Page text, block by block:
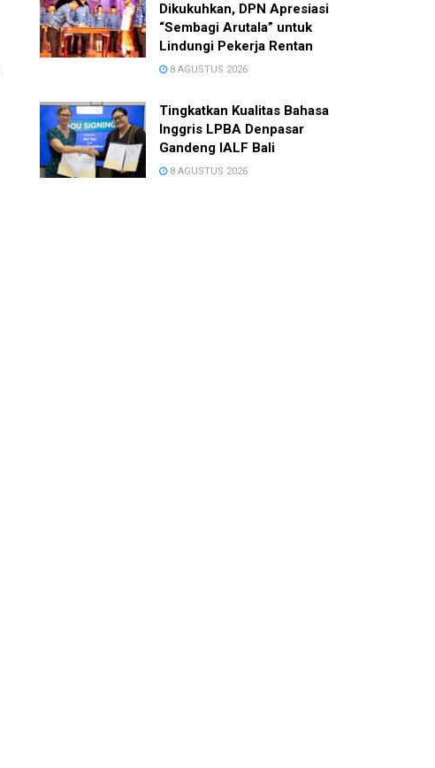
Dikukuhkan, DPN Apresiasi
“Sembagi Arutala” untuk
Lindungi Pekerja Rentan
8 AGUSTUS 2026
Tingkatkan Kualitas Bahasa
Inggris LPBA Denpasar
Gandeng IALF Bali
8 AGUSTUS 2026